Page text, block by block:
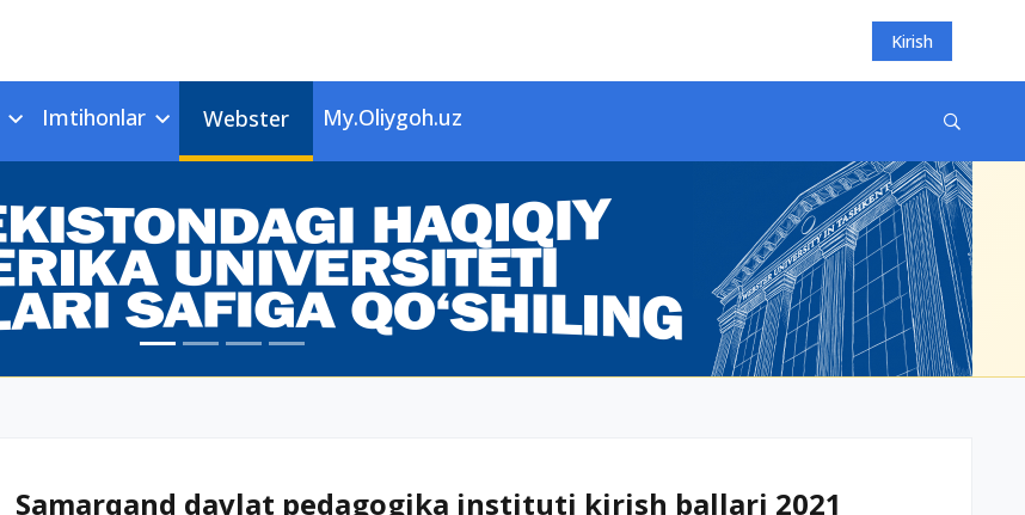
Kirish
Imtihonlar Webster My.Oliygoh.uz
Samarqand davlat pedagogika instituti kirish ballari 2021